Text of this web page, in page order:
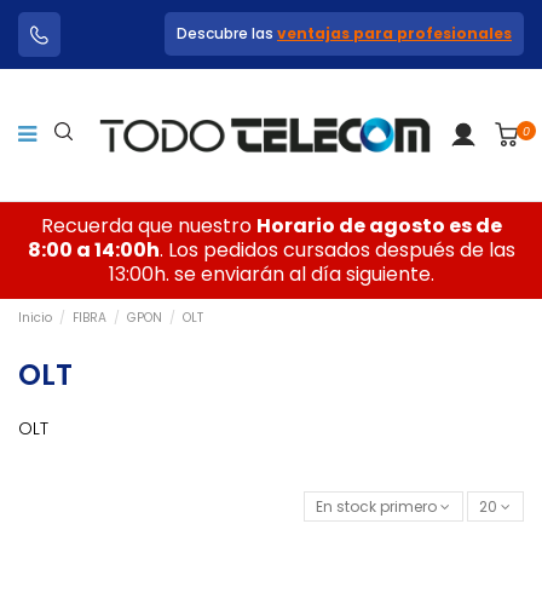
Descubre las ventajas para profesionales
0
Recuerda que nuestro Horario de agosto es de
8:00 a 14:00h. Los pedidos cursados después de las
13:00h. se enviarán al día siguiente.
Inicio FIBRA GPON OLT
OLT
OLT
En stock primero 20